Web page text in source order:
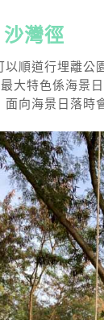
沙灣徑
以順道行埋離
大特色係海景
向海景日落時